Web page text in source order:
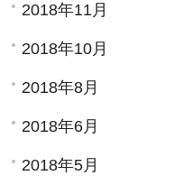
2018年11月
2018年10月
2018年8月
2018年6月
2018年5月